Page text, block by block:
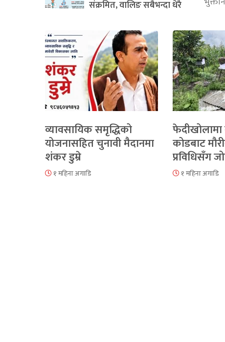
संक्रमित, वालिङ सबैभन्दा धेरै
व्यावसायिक समृद्धिको
योजनासहित चुनावी मैदानमा
शंकर डुम्रे
१ महिना अगाडि
कोडबाट
प्रविधिसँग
१ महिना अगाडि